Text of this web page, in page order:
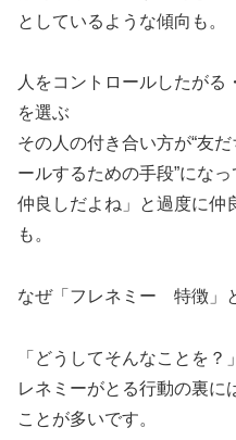
としているような傾向も。
人をコントロールしたがる
を選ぶ
その人の付き合い方が“友
ールするための手段”にな
仲良しだよね」と過度に仲
も。
なぜ「フレネミー 特徴」
「どうしてそんなことを
レネミーがとる行動の裏に
ことが多いです。